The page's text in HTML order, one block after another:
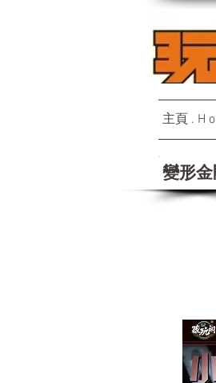
主頁 . H
變形